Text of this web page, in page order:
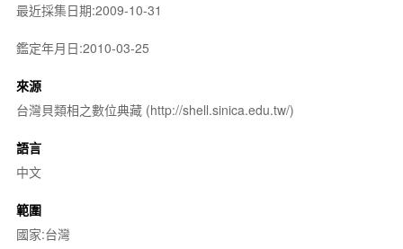
最近採集日期:2009-10-31
鑑定年月日:2010-03-25
來源
台灣貝類相之數位典藏 (http://shell.sinica.edu.tw/)
語言
中文
範圍
國家:台灣